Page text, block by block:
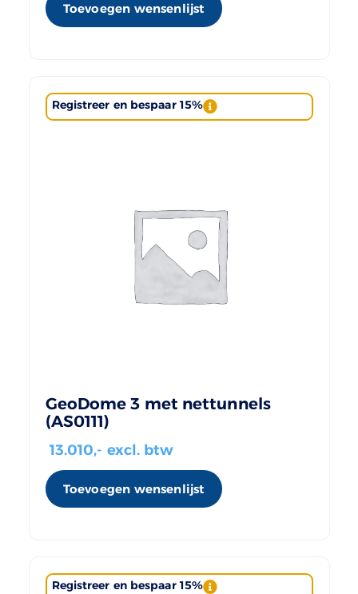
Toevoegen wensenlijst
Registreer en bespaar 15%
GeoDome 3 met nettunnels
(AS0111)
13.010,- excl. btw
Toevoegen wensenlijst
Registreer en bespaar 15%